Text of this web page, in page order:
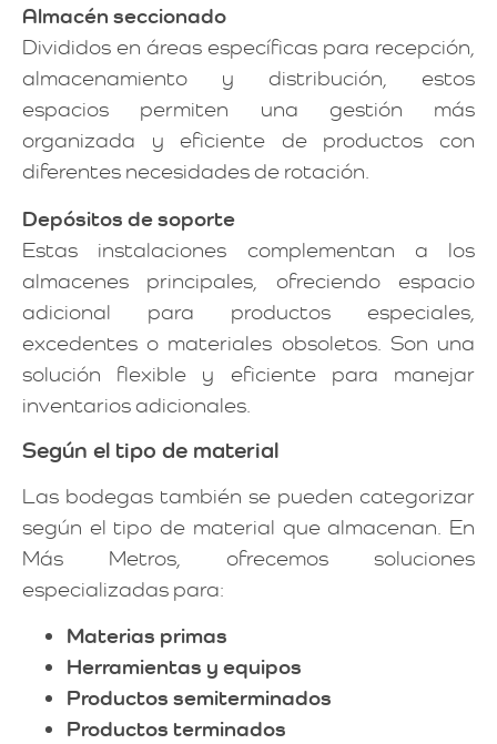
Almacén seccionado
Divididos en áreas específicas para recepción,
almacenamiento y distribución, estos
espacios permiten una gestión más
organizada y eficiente de productos con
diferentes necesidades de rotación.
Depósitos de soporte
Estas instalaciones complementan a los
almacenes principales, ofreciendo espacio
adicional para productos especiales,
excedentes o materiales obsoletos. Son una
solución flexible y eficiente para manejar
inventarios adicionales.
Según el tipo de material
Las bodegas también se pueden categorizar
según el tipo de material que almacenan. En
Más Metros, ofrecemos soluciones
especializadas para:
Materias primas
Herramientas y equipos
Productos semiterminados
Productos terminados